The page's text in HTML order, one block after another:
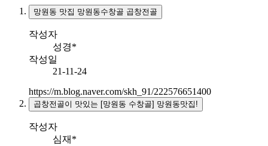
망원동 맛집 망원동수창골 곱창전골
작성자
성경*
작성일
21-11-24
https://m.blog.naver.com/skh_91/222576651400
곱창전골이 맛있는 [망원동 수창골] 망원동맛집!
작성자
심재*